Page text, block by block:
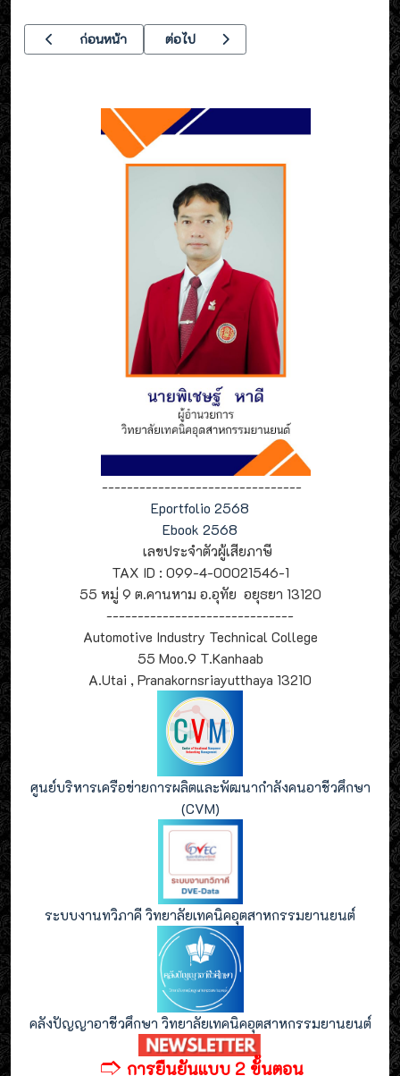
เนื้อหาก่อนหน้า: ประมวลภาพกิจกรรม การประชุมเชิงปฎิบัติการ เขี
ก่อนหน้า เนื้อหาถัดไป: ประมวลภาพ กิจกรรมการประ
ต่อไป
--------------------------------
Eportfolio 2568
Ebook 2568
เลขประจำตัวผู้เสียภาษี
TAX ID : 099-4-00021546-1
55 หมู่ 9 ต.คานหาม อ.อุทัย อยุธยา 13120
------------------------------
Automotive Industry Technical College
55 Moo.9 T.Kanhaab
A.Utai , Pranakornsriayutthaya 13210
ศูนย์บริหารเครือข่ายการผลิตและพัฒนากำลังคนอาชีวศึกษา
(CVM)
ระบบงานทวิภาคี วิทยาลัยเทคนิคอุตสาหกรรมยานยนต์
คลังปัญญาอาชีวศึกษา วิทยาลัยเทคนิคอุตสาหกรรมยานยนต์
🢣 การยืนยันแบบ 2 ขั้นตอน